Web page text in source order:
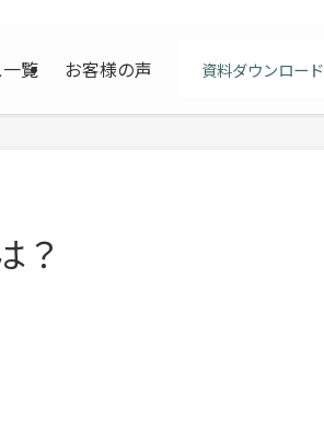
覧 お客様の声 資料ダウンロード
？